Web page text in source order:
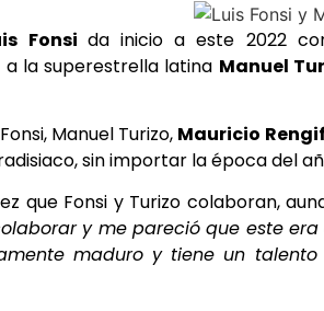
Fonsida inicio a este 2022
la superestrella latina Manuel
Manuel Turizo, Mauricio
sin importar la época del
que Fonsi y Turizo colaboran,
y me pareció que este
maduro y tiene un